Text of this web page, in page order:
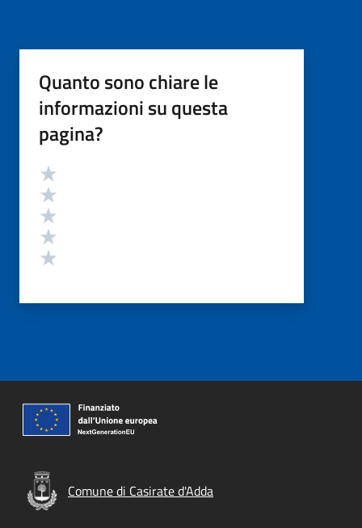
Quanto sono chiare le
informazioni su questa
pagina?
Valutazione
Comune di Casirate d'Adda